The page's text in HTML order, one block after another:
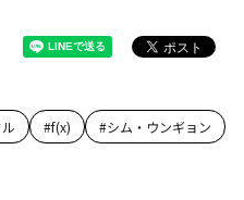
#f(x) #シム・ウンギョン